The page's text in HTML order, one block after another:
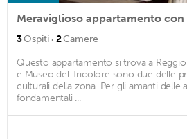
Meraviglioso appartamento con
3Ospiti · 2Camere
Questo appartamento si trova a Reggio
e Museo del Tricolore sono due delle
culturali della zona. Per gli amanti delle
fondamentali ...